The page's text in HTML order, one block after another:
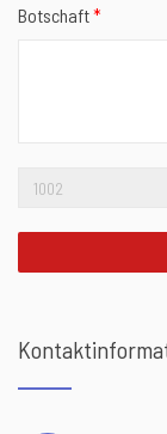
Botschaft*